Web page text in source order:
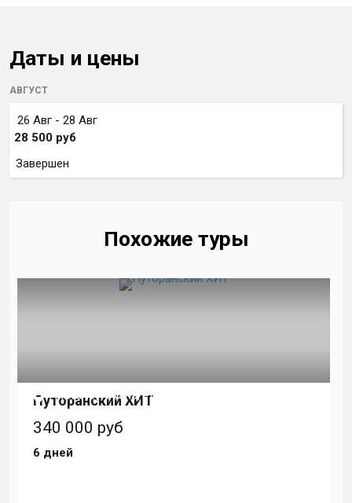
Даты и цены
АВГУСТ
26 Авг - 28 Авг
28 500 руб
Завершен
Похожие туры
Плато Путорана, Россия и СНГ
Путоранский ХИТ
340 000 руб
6 дней